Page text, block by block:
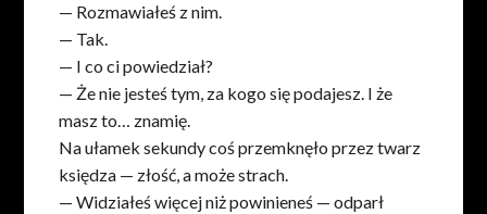
— Rozmawiałeś z nim.
— Tak.
— I co ci powiedział?
— Że nie jesteś tym, za kogo się podajesz. I że
masz to… znamię.
Na ułamek sekundy coś przemknęło przez twarz
księdza — złość, a może strach.
— Widziałeś więcej niż powinieneś — odparł